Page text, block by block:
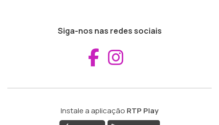
Siga-nos nas redes sociais
Aceder ao
Instale a aplicação RTP Play